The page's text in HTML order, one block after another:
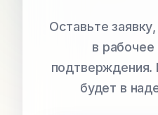
Оставьте
в
подтверждения.
будет в